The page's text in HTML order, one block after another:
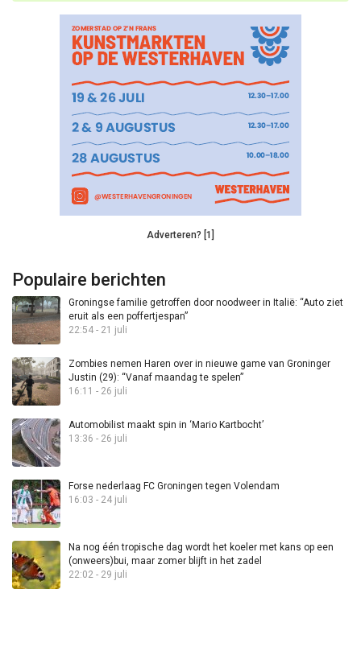
Adverteren? [1]
Populaire berichten
Groningse familie getroffen door noodweer in Italië: “Auto ziet
eruit als een poffertjespan”
22:54 - 21 juli
Zombies nemen Haren over in nieuwe game van Groninger
Justin (29): “Vanaf maandag te spelen”
16:11 - 26 juli
Automobilist maakt spin in ‘Mario Kartbocht’
13:36 - 26 juli
Forse nederlaag FC Groningen tegen Volendam
16:03 - 24 juli
Na nog één tropische dag wordt het koeler met kans op een
(onweers)bui, maar zomer blijft in het zadel
22:02 - 29 juli